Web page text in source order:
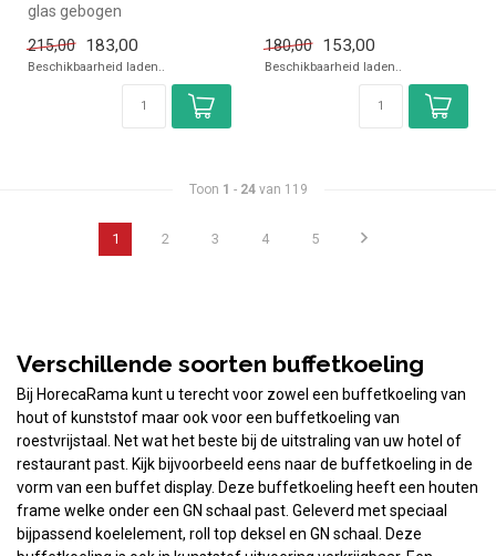
glas gebogen
215,00
183,00
Beschikbaarheid laden..
180,00
153,00
Beschikbaarheid laden..
Toon 1 - 24van 119
1 2 3 4 5
Verschillende soorten buffetkoeling
Bij HorecaRama kunt u terecht voor zowel een buffetkoeling van
hout of kunststof maar ook voor een buffetkoeling van
roestvrijstaal. Net wat het beste bij de uitstraling van uw hotel of
restaurant past. Kijk bijvoorbeeld eens naar de buffetkoeling in de
vorm van een buffet display. Deze buffetkoeling heeft een houten
frame welke onder een GN schaal past. Geleverd met speciaal
bijpassend koelelement, roll top deksel en GN schaal. Deze